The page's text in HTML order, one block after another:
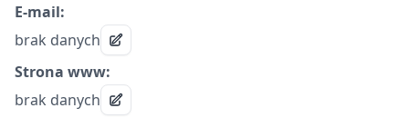
E-mail:
brak danych
Strona www:
brak danych